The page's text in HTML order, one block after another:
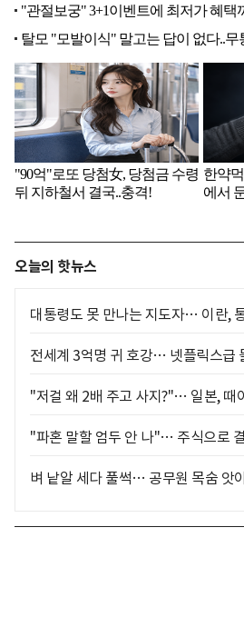
오늘의 핫뉴스
대통령도 못 만나는 지도자… 이란,
전세계 3억명 귀 호강… 넷플릭스급
"저걸 왜 2배 주고 사지?"… 일본, 때
"파혼 말할 엄두 안 나"… 주식으로
벼 낱알 세다 풀썩… 공무원 목숨 앗